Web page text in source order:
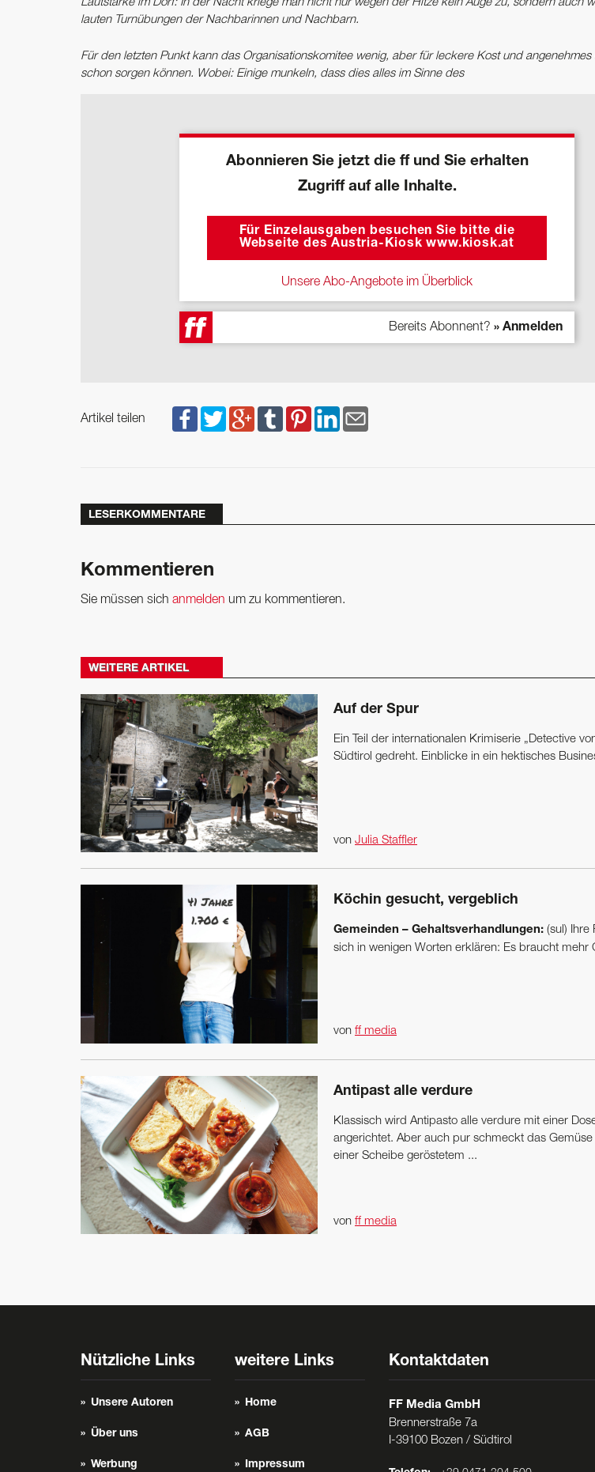
lauten Turnübungen der Nachbarinnen und Nachbarn.
Für den letzten Punkt kann das Organisationskomitee wenig, aber für leckere Kost und angenehmes
schon sorgen können. Wobei: Einige munkeln, dass dies alles im Sinne des
Abonnieren Sie jetzt die ff und Sie erhalten
Zugriff auf alle Inhalte.
Für Einzelausgaben besuchen Sie bitte die
Webseite des Austria-Kiosk www.kiosk.at
Unsere Abo-Angebote im Überblick
Bereits Abonnent? » Anmelden
Artikel teilen
LESERKOMMENTARE
Kommentieren
Sie müssen sich anmelden um zu kommentieren.
WEITERE ARTIKEL
Auf der Spur
Ein Teil der internationalen Krimiserie „Detective
Südtirol gedreht. Einblicke in ein hektisches
von Julia Staffler
Köchin gesucht, vergeblich
Gemeinden – Gehaltsverhandlungen: (sul) Ihre
sich in wenigen Worten erklären: Es braucht mehr
von ff media
Antipast alle verdure
Klassisch wird Antipasto alle verdure mit einer
angerichtet. Aber auch pur schmeckt das
einer Scheibe geröstetem ...
von ff media
Nützliche Links
Unsere Autoren
Über uns
Werbung
weitere Links
Home
AGB
Impressum
Kontaktdaten
FF Media GmbH
Brennerstraße 7a
I-39100 Bozen / Südtirol